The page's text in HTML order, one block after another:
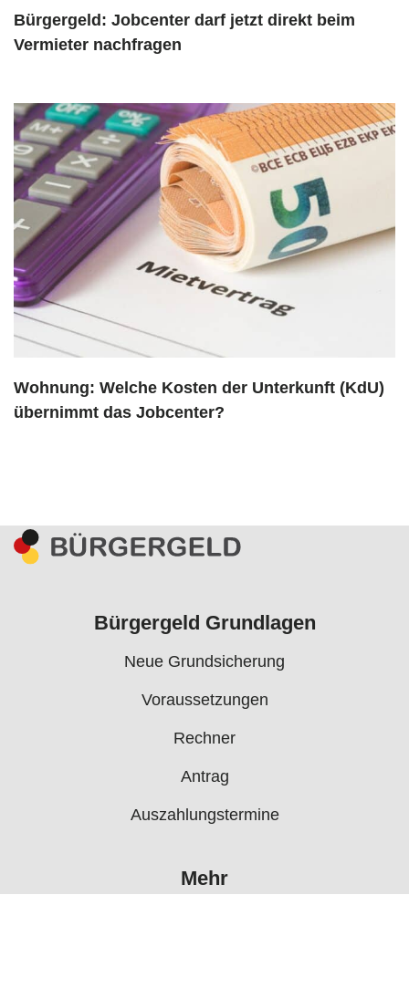
Bürgergeld: Jobcenter darf jetzt direkt beim
Vermieter nachfragen
Wohnung: Welche Kosten der Unterkunft (KdU)
übernimmt das Jobcenter?
Bürgergeld Grundlagen
Neue Grundsicherung
Voraussetzungen
Rechner
Antrag
Auszahlungstermine
Mehr